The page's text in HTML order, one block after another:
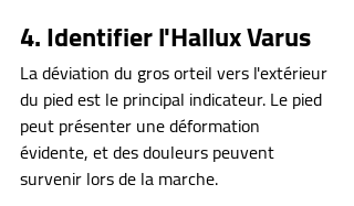
4. Identifier l'Hallux Varus
La déviation du gros orteil vers l'extérieur
du pied est le principal indicateur. Le pied
peut présenter une déformation
évidente, et des douleurs peuvent
survenir lors de la marche.